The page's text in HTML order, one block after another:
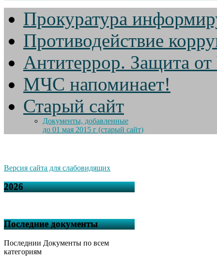
Прокуратура
Противодействие
Антитеррор. Защита
МЧС напоминает!
Старый сайт
Документы, добавленные
до 01 мая 2015 г (старый сайт)
Версия сайта для слабовидящих
2026
Последние документы
Последнии Документы по всем
категориям